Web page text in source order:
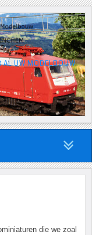
AL UW MODELBOUW
die we zoal